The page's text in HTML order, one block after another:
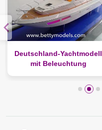
Deutschland-Yachtmodell
mit Beleuchtung